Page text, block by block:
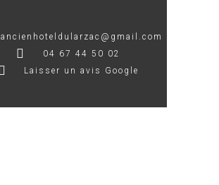
ancienhoteldularzac@gmail.com
04 67 44 50 02
Laisser un avis Google